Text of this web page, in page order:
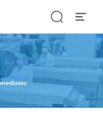
SearchOpen